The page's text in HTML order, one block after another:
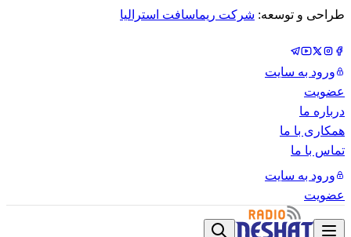
طراحی و توسعه: شرکت ریماسافت استرالیا
ورود به سایت
عضویت
درباره ما
همکاری با ما
تماس با ما
ورود به سایت
عضویت